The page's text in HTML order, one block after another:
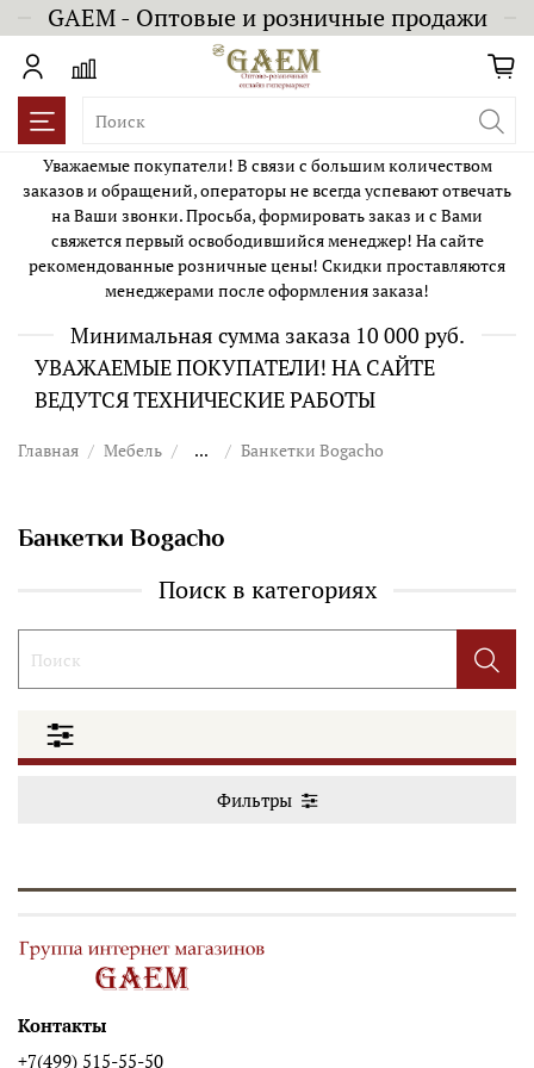
GAEM - Оптовые и розничные продажи
Уважаемые покупатели! В связи с большим количеством
заказов и обращений, операторы не всегда успевают отвечать
на Ваши звонки. Просьба, формировать заказ и с Вами
свяжется первый освободившийся менеджер! На сайте
рекомендованные розничные цены! Скидки проставляются
менеджерами после оформления заказа!
Минимальная сумма заказа 10 000 руб.
УВАЖАЕМЫЕ ПОКУПАТЕЛИ! НА САЙТЕ
ВЕДУТСЯ ТЕХНИЧЕСКИЕ РАБОТЫ
Главная Мебель ... Банкетки Bogacho
Банкетки Bogacho
Поиск в категориях
Фильтры
Контакты
+7(499) 515-55-50